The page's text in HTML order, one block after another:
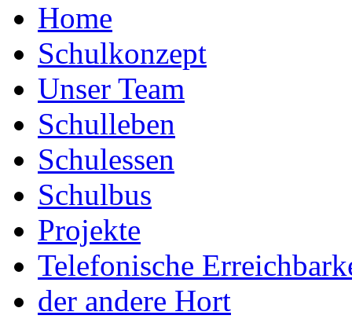
Home
Schulkonzept
Unser Team
Schulleben
Schulessen
Schulbus
Projekte
Telefonische
der andere Hort